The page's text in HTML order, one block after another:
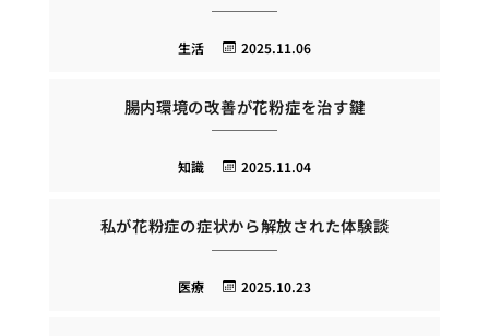
2025.11.06
生活
腸内環境の改善が花粉症を治す鍵
2025.11.04
知識
私が花粉症の症状から解放された体験談
2025.10.23
医療